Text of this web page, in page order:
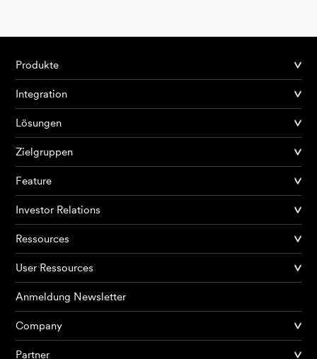
Produkte
Integration
Lösungen
Zielgruppen
Feature
Investor Relations
Ressources
User Ressources
Anmeldung Newsletter
Company
Partner